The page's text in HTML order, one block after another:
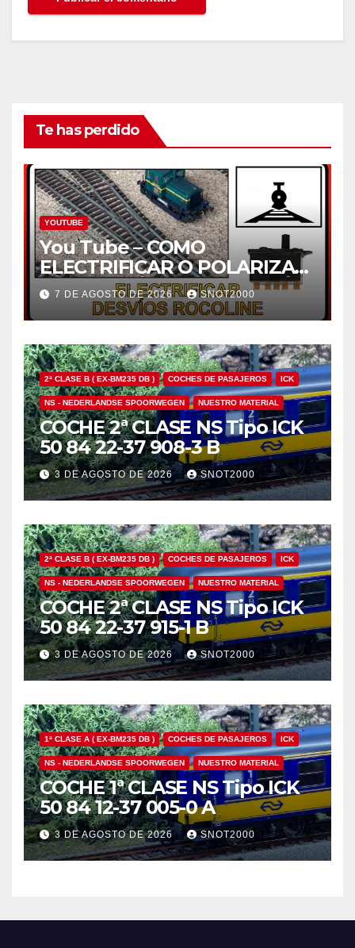
Te has perdido
YOUTUBE
You Tube – COMO
ELECTRIFICAR O POLARIZAR
EL CORAZÓN DE UN DESVÍO
ROCOLINE H0 CON UN
MOTOR ROCO 10030
7 DE AGOSTO DE 2026 SNOT2000
2ª CLASE B ( EX-BM235 DB ) COCHES DE PASAJEROS ICK
NS - NEDERLANDSE SPOORWEGEN NUESTRO MATERIAL
COCHE 2ª CLASE NS Tipo ICK
50 84 22-37 908-3 B
3 DE AGOSTO DE 2026 SNOT2000
2ª CLASE B ( EX-BM235 DB ) COCHES DE PASAJEROS ICK
NS - NEDERLANDSE SPOORWEGEN NUESTRO MATERIAL
COCHE 2ª CLASE NS Tipo ICK
50 84 22-37 915-1 B
3 DE AGOSTO DE 2026 SNOT2000
1ª CLASE A ( EX-BM235 DB ) COCHES DE PASAJEROS ICK
NS - NEDERLANDSE SPOORWEGEN NUESTRO MATERIAL
COCHE 1ª CLASE NS Tipo ICK
50 84 12-37 005-0 A
3 DE AGOSTO DE 2026 SNOT2000